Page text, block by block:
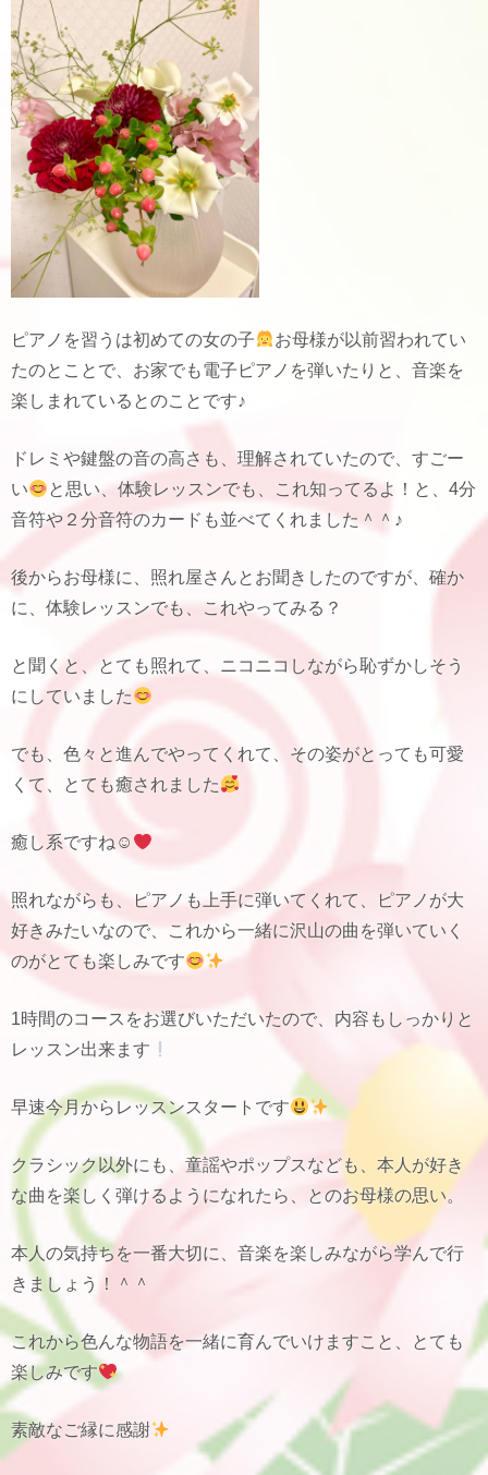
ピアノを習うは初めての女の子
お母様が以前習われてい
たのとことで、お家でも電子ピアノを弾いたりと、音楽を
楽しまれているとのことです♪
ドレミや鍵盤の音の高さも、理解されていたので、すごー
い
と思い、体験レッスンでも、これ知ってるよ！と、4分
音符や２分音符のカードも並べてくれました＾＾♪
後からお母様に、照れ屋さんとお聞きしたのですが、確か
に、体験レッスンでも、これやってみる？
と聞くと、とても照れて、ニコニコしながら恥ずかしそう
にしていました
でも、色々と進んでやってくれて、その姿がとっても可愛
くて、とても癒されました
癒し系ですね☺
照れながらも、ピアノも上手に弾いてくれて、ピアノが大
好きみたいなので、これから一緒に沢山の曲を弾いていく
のがとても楽しみです
1時間のコースをお選びいただいたので、内容もしっかりと
レッスン出来ます
早速今月からレッスンスタートです
クラシック以外にも、童謡やポップスなども、本人が好き
な曲を楽しく弾けるようになれたら、とのお母様の思い。
本人の気持ちを一番大切に、音楽を楽しみながら学んで行
きましょう！＾＾
これから色んな物語を一緒に育んでいけますこと、とても
楽しみです
素敵なご縁に感謝